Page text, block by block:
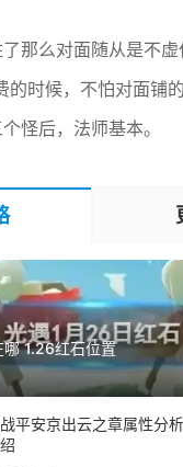
那么对面随从是不虚
的时候，不怕对面铺
怪后，法师基本。
1.26红石位置
平安京出云之章属性分